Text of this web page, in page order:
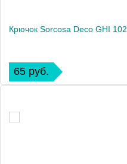
Крючок Sorcosa Deco GHI 102
65 руб.